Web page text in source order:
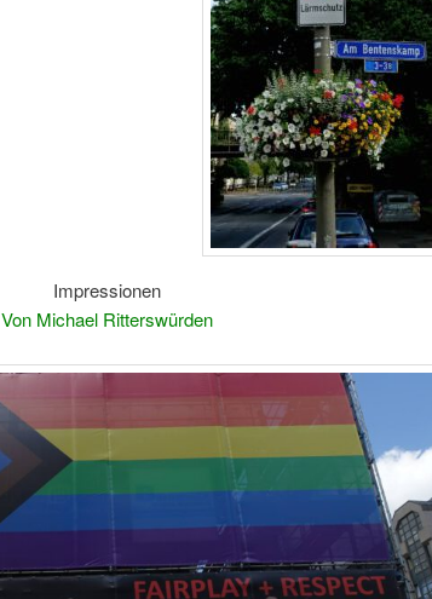
Impressionen
Von Michael Ritterswürden